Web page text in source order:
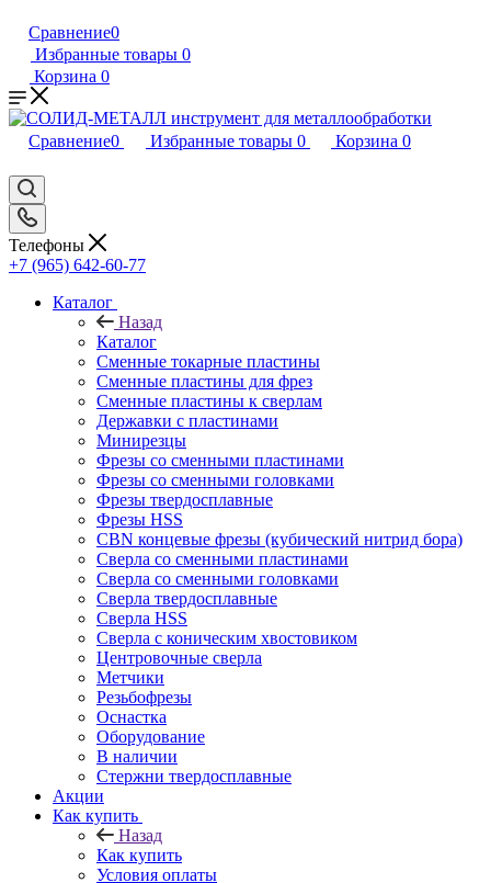
Сравнение0
Избранные товары 0
Корзина 0
Сравнение0 Избранные товары 0 Корзина 0
Телефоны
+7 (965) 642-60-77
Каталог
Назад
Каталог
Сменные токарные пластины
Сменные пластины для фрез
Сменные пластины к сверлам
Державки с пластинами
Минирезцы
Фрезы со сменными пластинами
Фрезы со сменными головками
Фрезы твердосплавные
Фрезы HSS
CBN концевые фрезы (кубический нитрид бора)
Сверла со сменными пластинами
Сверла со сменными головками
Сверла твердосплавные
Сверла HSS
Сверла с коническим хвостовиком
Центровочные сверла
Метчики
Резьбофрезы
Оснастка
Оборудование
В наличии
Стержни твердосплавные
Акции
Как купить
Назад
Как купить
Условия оплаты